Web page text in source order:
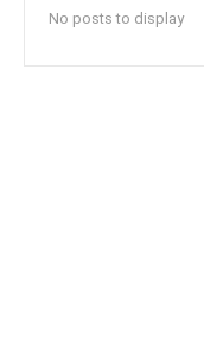
No posts to display